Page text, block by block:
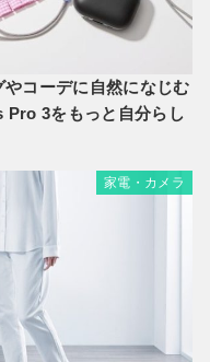
コーデに自然になじむ
Pro 3をもっと自分らし
家電・カメラ